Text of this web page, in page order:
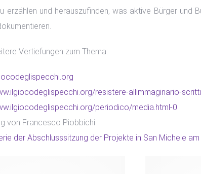
erzählen und herauszufinden, was aktive Bürger und
Vertiefungen zum Thema:
resistere-allimmaginario-
periodico/media.html-0
von Francesco Piobbichi
der Abschlusssitzung der Projekte in San Michele